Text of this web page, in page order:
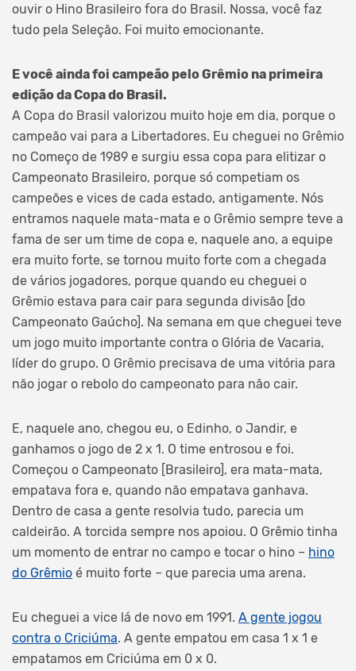
ouvir o Hino Brasileiro fora do Brasil. Nossa, você faz
tudo pela Seleção. Foi muito emocionante.
E você ainda foi campeão pelo Grêmio na primeira
edição da Copa do Brasil.
A Copa do Brasil valorizou muito hoje em dia, porque o
campeão vai para a Libertadores. Eu cheguei no Grêmio
no Começo de 1989 e surgiu essa copa para elitizar o
Campeonato Brasileiro, porque só competiam os
campeões e vices de cada estado, antigamente. Nós
entramos naquele mata-mata e o Grêmio sempre teve a
fama de ser um time de copa e, naquele ano, a equipe
era muito forte, se tornou muito forte com a chegada
de vários jogadores, porque quando eu cheguei o
Grêmio estava para cair para segunda divisão [do
Campeonato Gaúcho]. Na semana em que cheguei teve
um jogo muito importante contra o Glória de Vacaria,
líder do grupo. O Grêmio precisava de uma vitória para
não jogar o rebolo do campeonato para não cair.
E, naquele ano, chegou eu, o Edinho, o Jandir, e
ganhamos o jogo de 2 x 1. O time entrosou e foi.
Começou o Campeonato [Brasileiro], era mata-mata,
empatava fora e, quando não empatava ganhava.
Dentro de casa a gente resolvia tudo, parecia um
caldeirão. A torcida sempre nos apoiou. O Grêmio tinha
um momento de entrar no campo e tocar o hino – hino
do Grêmio é muito forte – que parecia uma arena.
Eu cheguei a vice lá de novo em 1991. A gente jogou
contra o Criciúma. A gente empatou em casa 1 x 1 e
empatamos em Criciúma em 0 x 0.